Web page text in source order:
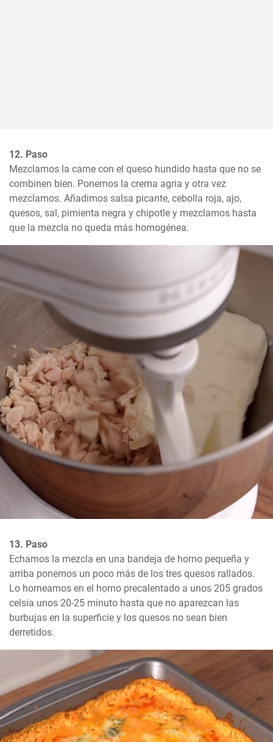
12. Paso
Mezclamos la carne con el queso hundido hasta que no se
combinen bien. Ponemos la crema agria y otra vez
mezclamos. Añadimos salsa picante, cebolla roja, ajo,
quesos, sal, pimienta negra y chipotle y mezclamos hasta
que la mezcla no queda más homogénea.
13. Paso
Echamos la mezcla en una bandeja de horno pequeña y
arriba ponemos un poco más de los tres quesos rallados.
Lo horneamos en el horno precalentado a unos 205 grados
celsia unos 20-25 minuto hasta que no aparezcan las
burbujas en la superficie y los quesos no sean bien
derretidos.